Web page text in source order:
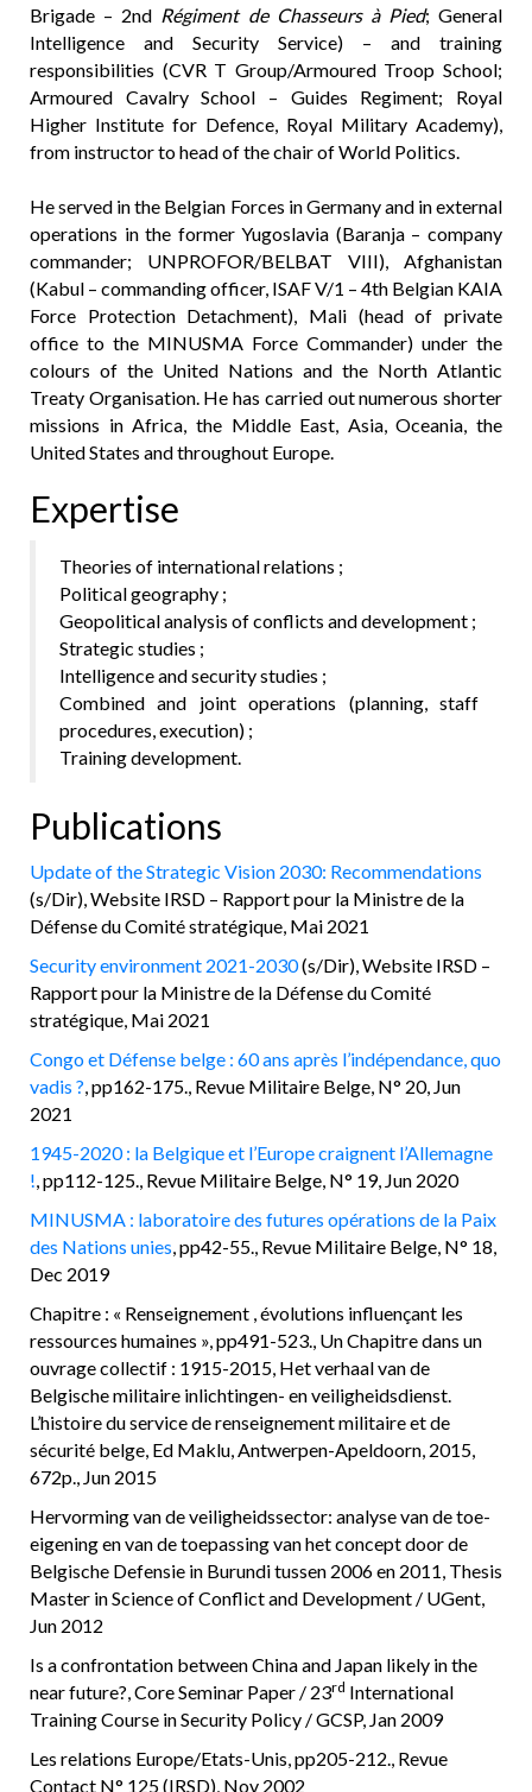
Brigade – 2nd Régiment de Chasseurs à Pied; General
Intelligence and Security Service) – and training
responsibilities (CVR T Group/Armoured Troop School;
Armoured Cavalry School – Guides Regiment; Royal
Higher Institute for Defence, Royal Military Academy),
from instructor to head of the chair of World Politics.
He served in the Belgian Forces in Germany and in external
operations in the former Yugoslavia (Baranja – company
commander; UNPROFOR/BELBAT VIII), Afghanistan
(Kabul – commanding officer, ISAF V/1 – 4th Belgian KAIA
Force Protection Detachment), Mali (head of private
office to the MINUSMA Force Commander) under the
colours of the United Nations and the North Atlantic
Treaty Organisation. He has carried out numerous shorter
missions in Africa, the Middle East, Asia, Oceania, the
United States and throughout Europe.
Expertise
Theories of international relations ;
Political geography ;
Geopolitical analysis of conflicts and development ;
Strategic studies ;
Intelligence and security studies ;
Combined and joint operations (planning, staff
procedures, execution) ;
Training development.
Publications
Update of the Strategic Vision 2030: Recommendations
(s/Dir), Website IRSD – Rapport pour la Ministre de la
Défense du Comité stratégique, Mai 2021
Security environment 2021-2030(s/Dir), Website IRSD –
Rapport pour la Ministre de la Défense du Comité
stratégique, Mai 2021
Congo et Défense belge : 60 ans après l’indépendance, quo
vadis ?, pp162-175., Revue Militaire Belge, N° 20, Jun
2021
1945-2020 : la Belgique et l’Europe craignent l’Allemagne
!, pp112-125., Revue Militaire Belge, N° 19, Jun 2020
MINUSMA : laboratoire des futures opérations de la Paix
des Nations unies, pp42-55., Revue Militaire Belge, N° 18,
Dec 2019
Chapitre : « Renseignement , évolutions influençant les
ressources humaines », pp491-523., Un Chapitre dans un
ouvrage collectif : 1915-2015, Het verhaal van de
Belgische militaire inlichtingen- en veiligheidsdienst.
L’histoire du service de renseignement militaire et de
sécurité belge, Ed Maklu, Antwerpen-Apeldoorn, 2015,
672p., Jun 2015
Hervorming van de veiligheidssector: analyse van de toe-
eigening en van de toepassing van het concept door de
Belgische Defensie in Burundi tussen 2006 en 2011, Thesis
Master in Science of Conflict and Development / UGent,
Jun 2012
Is a confrontation between China and Japan likely in the
near future?, Core Seminar Paper / 23rd International
Training Course in Security Policy / GCSP, Jan 2009
Les relations Europe/Etats-Unis, pp205-212., Revue
Contact N° 125 (IRSD), Nov 2002